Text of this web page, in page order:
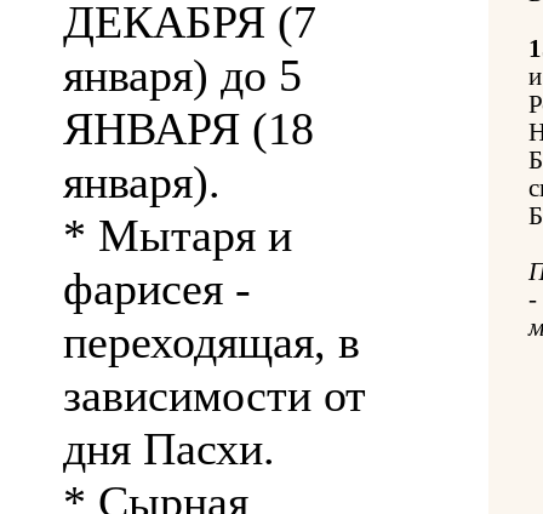
ДЕКАБРЯ (7
января) до 5
ЯНВАРЯ (18
января).
* Мытаря и
фарисея -
переходящая, в
зависимости от
дня Пасхи.
* Сырная
-